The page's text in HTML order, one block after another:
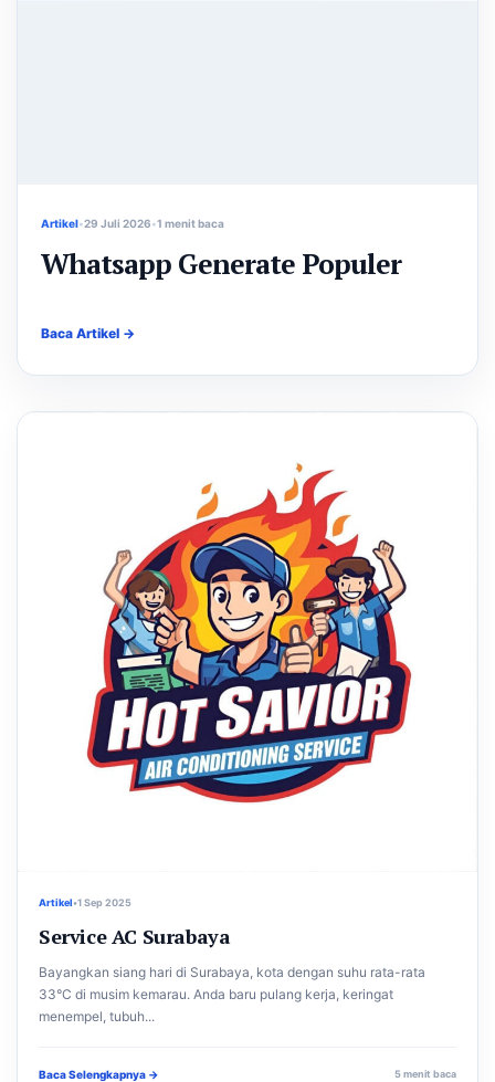
Artikel 29 Juli 2026 1 menit baca
Whatsapp Generate Populer
Baca Artikel →
Artikel•1 Sep 2025
Service AC Surabaya
Bayangkan siang hari di Surabaya, kota dengan suhu rata-rata
33°C di musim kemarau. Anda baru pulang kerja, keringat
menempel, tubuh...
Baca Selengkapnya → 5 menit baca